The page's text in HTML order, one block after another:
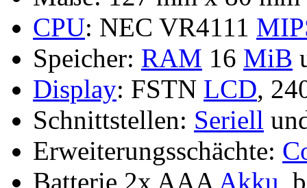
CPU: NEC VR4111
Speicher: RAM 16 MiB
Display: FSTN LCD,
Schnittstellen: Seriell
Erweiterungsschächte:
Batterie 2x AAAAkku,